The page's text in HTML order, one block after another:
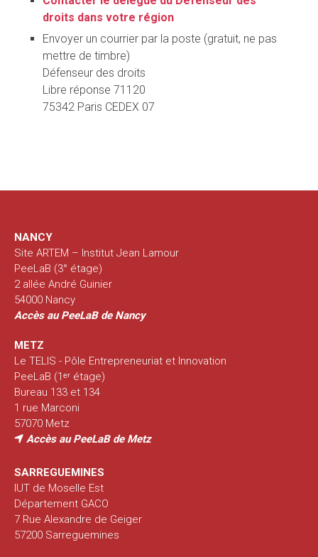
droits dans votre région
Envoyer un courrier par la poste (gratuit, ne pas
mettre de timbre)
Défenseur des droits
Libre réponse 71120
75342 Paris CEDEX 07
NANCY
Site ARTEM – Institut Jean Lamour
PeeLaB (3° étage)
2 allée André Guinier
54000 Nancy
Accès au PeeLaB de Nancy
METZ
Le TELIS - Pôle Entrepreneuriat et Innovation
PeeLaB (1ᵉʳ étage)
Bureau 133 et 134
1 rue Marconi
57070 Metz
Accès au PeeLaB de Metz
SARREGUEMINES
IUT de Moselle Est
Département GACO
7 Rue Alexandre de Geiger
57200 Sarreguemines